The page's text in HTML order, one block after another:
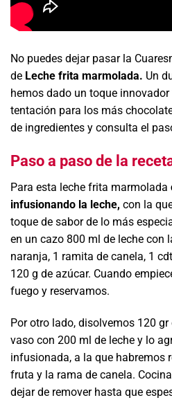
No puedes dejar pasar la
de Leche frita marmolada. Un
hemos dado un toque
tentación para los más
de ingredientes y consulta el
Paso a paso de la
Para esta leche frita marmolada
infusionando la leche, con la
toque de sabor de lo más
en un cazo 800 ml de leche con
naranja, 1 ramita de canela, 1
120 g de azúcar. Cuando
fuego y reservamos.
Por otro lado, disolvemos 120 gr
vaso con 200 ml de leche y lo
infusionada, a la que habremos
fruta y la rama de canela.
dejar de remover hasta que